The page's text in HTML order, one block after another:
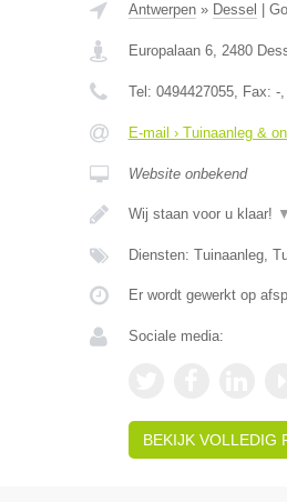
Antwerpen» Dessel
Europalaan 6, 2480
Tel: 0494427055, Fax: -,
E-mail › Tuinaanleg &
Website onbekend
Wij staan voor u klaar! ▼
Diensten: Tuinaanleg,
Er wordt gewerkt op
Sociale media:
BEKIJK VOLLEDIG